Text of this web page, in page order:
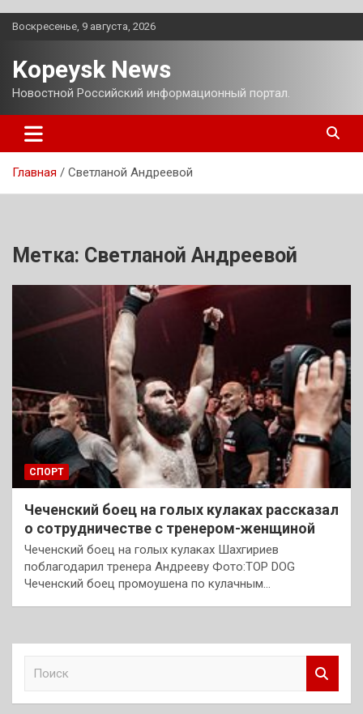
Перейти
Воскресенье, 9 августа, 2026
Kopeysk News
Новостной Российский информационный портал.
Главная Светланой Андреевой
Метка: Светланой Андреевой
СПОРТ
Чеченский боец на голых кулаках рассказал
о сотрудничестве с тренером-женщиной
Чеченский боец на голых кулаках Шахгириев
поблагодарил тренера Андрееву Фото:TOP DOG
Чеченский боец промоушена по кулачным…